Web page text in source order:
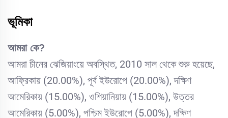
ভূমিকা
আমরা কে?
আমরা চীনের ঝেজিয়াংয়ে অবস্থিত, 2010 সাল থেকে শুরু হয়েছে,
আফ্রিকায় (20.00%), পূর্ব ইউরোপে (20.00%), দক্ষিণ
আমেরিকায় (15.00%), ওশিয়ানিয়ায় (15.00%), উত্তর
আমেরিকায় (5.00%), পশ্চিম ইউরোপে (5.00%), দক্ষিণ